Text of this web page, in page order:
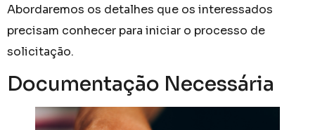
Abordaremos os detalhes que os interessados
precisam conhecer para iniciar o processo de
solicitação.
Documentação Necessária